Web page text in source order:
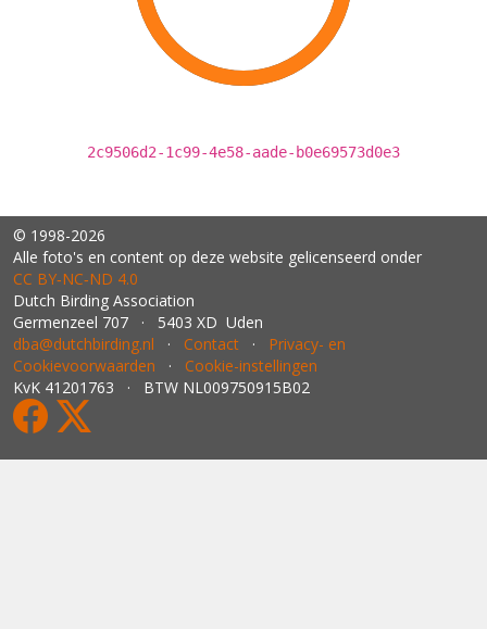
2c9506d2-1c99-4e58-aade-b0e69573d0e3
© 1998-2026
Alle foto's en content op deze website gelicenseerd onder
CC BY‑NC‑ND 4.0
Dutch Birding Association
Germenzeel 707 · 5403 XD Uden
dba@dutchbirding.nl · Contact · Privacy- en
Cookievoorwaarden · Cookie-instellingen
KvK 41201763 · BTW NL009750915B02